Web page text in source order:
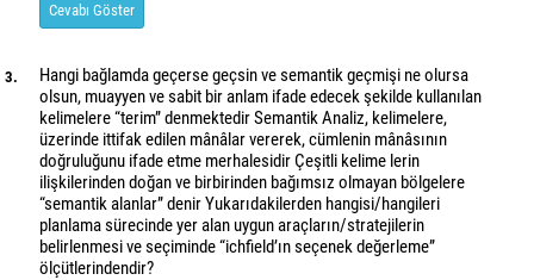
Cevabı Göster
3.
Hangi bağlamda geçerse geçsin ve semantik geçmişi ne olursa
olsun, muayyen ve sabit bir anlam ifade edecek şekilde kullanılan
kelimelere “terim” denmektedir Semantik Analiz, kelimelere,
üzerinde ittifak edilen mânâlar vererek, cümlenin mânâsının
doğruluğunu ifade etme merhalesidir Çeşitli kelime lerin
ilişkilerinden doğan ve birbirinden bağımsız olmayan bölgelere
“semantik alanlar” denir Yukarıdakilerden hangisi/hangileri
planlama sürecinde yer alan uygun araçların/stratejilerin
belirlenmesi ve seçiminde “ichfield’ın seçenek değerleme”
ölçütlerindendir?